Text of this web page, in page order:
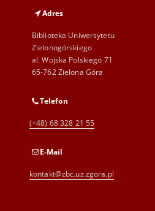
Adres
Biblioteka Uniwersytetu
Zielonogórskiego
al. Wojska Polskiego 71
65-762 Zielona Góra
Telefon
(+48) 68 328 21 55
E-Mail
kontakt@zbc.uz.zgora.pl